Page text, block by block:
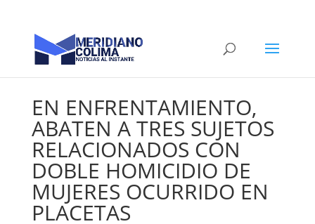
EN ENFRENTAMIENTO,
ABATEN A TRES SUJETOS
RELACIONADOS CON
DOBLE HOMICIDIO DE
MUJERES OCURRIDO EN
PLACETAS